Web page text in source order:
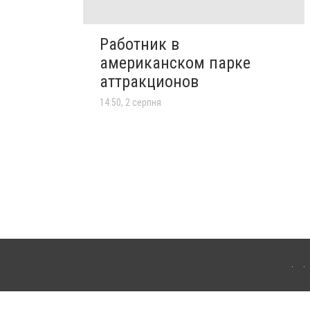
Работник в
американском парке
аттракционов
14:50, 2 серпня